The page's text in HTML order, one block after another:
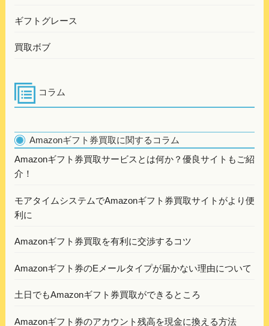
ギフトグレース
買取ボブ
コラム
Amazonギフト券買取に関するコラム
Amazonギフト券買取サービスとは何か？優良サイトもご紹
介！
モアタイムシステムでAmazonギフト券買取サイトがより便
利に
Amazonギフト券買取を有利に交渉するコツ
Amazonギフト券のEメールタイプが届かない理由について
土日でもAmazonギフト券買取ができるところ
Amazonギフト券のアカウント残高を現金に換える方法